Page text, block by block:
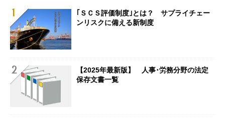
｢ＳＣＳ評価制度｣とは？ サプライチェー
ンリスクに備える新制度
【2025年最新版】 人事･労務分野の法定
保存文書一覧